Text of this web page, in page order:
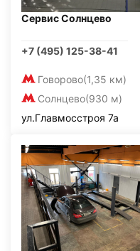
Сервис Солнцево
+7 (495) 125-38-41
Говорово(1,35 км)
Солнцево(930 м)
ул.Главмосстроя 7а